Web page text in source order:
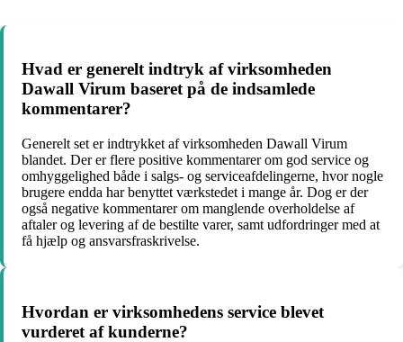
Hvad er generelt indtryk af virksomheden
Dawall Virum baseret på de indsamlede
kommentarer?
Generelt set er indtrykket af virksomheden Dawall Virum
blandet. Der er flere positive kommentarer om god service og
omhyggelighed både i salgs- og serviceafdelingerne, hvor nogle
brugere endda har benyttet værkstedet i mange år. Dog er der
også negative kommentarer om manglende overholdelse af
aftaler og levering af de bestilte varer, samt udfordringer med at
få hjælp og ansvarsfraskrivelse.
Hvordan er virksomhedens service blevet
vurderet af kunderne?